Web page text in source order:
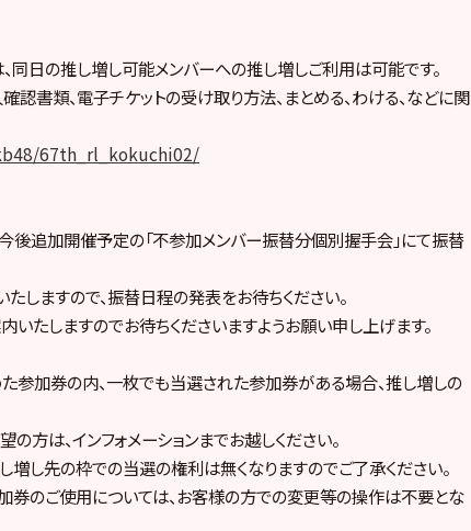
同日の推し増し可能メンバーへの推し増しご利用は可能です。
認書類、電子チケットの受け取り方法、まとめる、わける、などに関
67th_rl_kokuchi02/
後追加開催予定の「不参加メンバー振替分個別握手会」にて振替
しますので、振替日程の発表をお待ちください。
たしますのでお待ちくださいますようお願い申し上げます。
参加券の内、一枚でも当選された参加券がある場合、推し増しの
方は、インフォメーションまでお越しください。
し先の枠での当選の権利は無くなりますのでご了承ください。
のご使用については、お客様の方での変更等の操作は不要とな